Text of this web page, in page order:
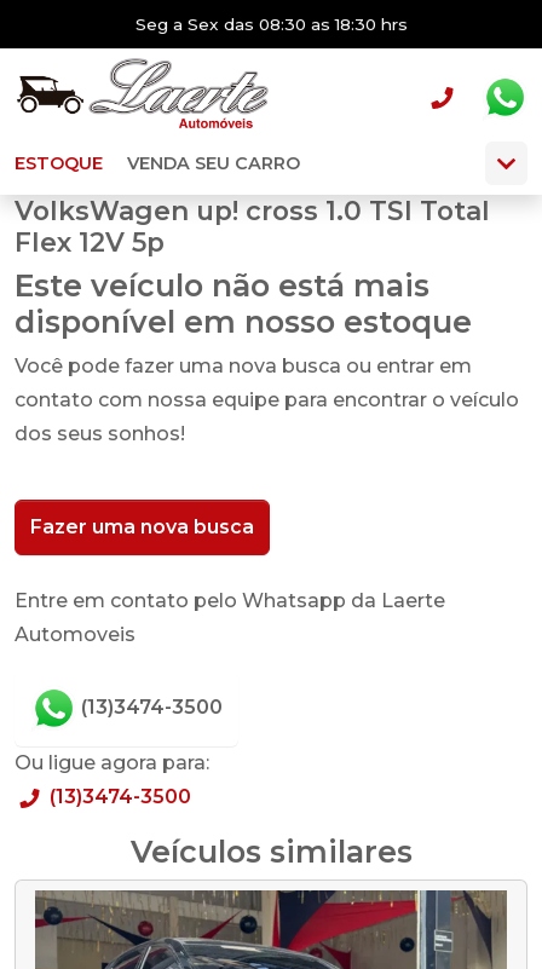
Seg a Sex das 08:30 as 18:30 hrs
ESTOQUE VENDA SEU CARRO
VolksWagen up! cross 1.0 TSI Total
Flex 12V 5p
Este veículo não está mais
disponível em nosso estoque
Você pode fazer uma nova busca ou entrar em
contato com nossa equipe para encontrar o veículo
dos seus sonhos!
Fazer uma nova busca
Entre em contato pelo Whatsapp da Laerte
Automoveis
(13)3474-3500
Ou ligue agora para:
(13)3474-3500
Veículos similares